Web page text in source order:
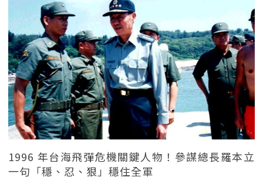
1996 年台海飛彈危機關鍵人物！參謀總長羅本立
一句「穩、忍、狠」穩住全軍